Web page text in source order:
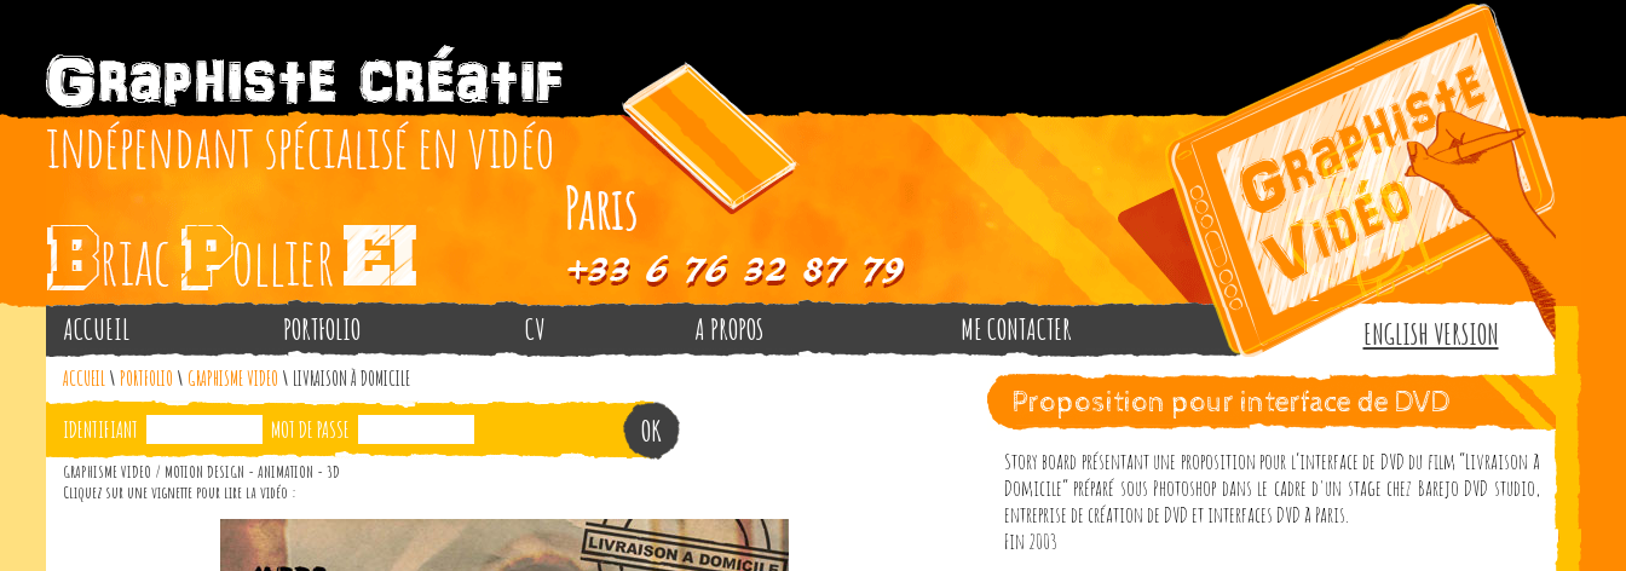
ACCUEIL PORTFOLIO CV A PROPOS ME CONTACTER ENGLISH VERSION
Proposition pour interface de DVD
ACCUEIL\ PORTFOLIO \ GRAPHISME VIDEO \ LIVRAISON À DOMICILE
IDENTIFIANT
MOT DE PASSE
Story board présentant une proposition pour l’interface de DVD du film “Livraison à
Domicile” préparé sous Photoshop dans le cadre d'un stage chez Barejo DVD studio,
entreprise de création de DVD et interfaces DVD à Paris.
Fin 2003
GRAPHISME VIDEO / MOTION DESIGN - ANIMATION - 3D
Cliquez sur une vignette pour lire la vidéo :